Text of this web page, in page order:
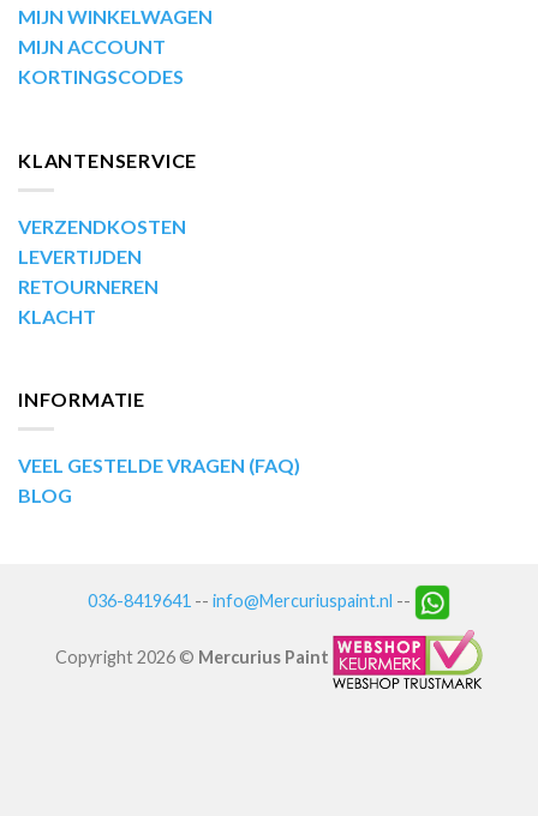
MIJN WINKELWAGEN
MIJN ACCOUNT
KORTINGSCODES
KLANTENSERVICE
VERZENDKOSTEN
LEVERTIJDEN
RETOURNEREN
KLACHT
INFORMATIE
VEEL GESTELDE VRAGEN (FAQ)
BLOG
036-8419641 -- info@Mercuriuspaint.nl --
Copyright 2026 © Mercurius Paint